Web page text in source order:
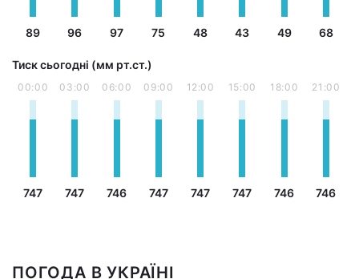
89 96 97 75 48 43 49 68
Тиск сьогодні (мм рт.ст.)
00:00
747
03:00
747
06:00
746
09:00
747
12:00
747
15:00
747
18:00
746
21:00
746
ПОГОДА В УКРАЇНІ